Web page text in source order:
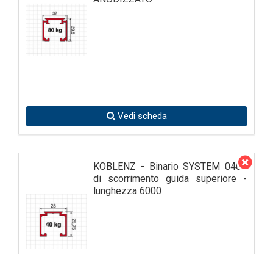
Vedi scheda
KOBLENZ - Binario SYSTEM 0400
di scorrimento guida superiore -
lunghezza 6000